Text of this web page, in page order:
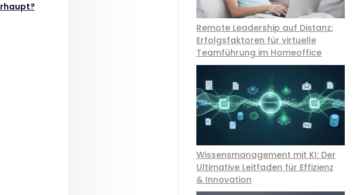
Remote Leadership auf Distanz:
Erfolgsfaktoren für virtuelle
Teamführung im Homeoffice
Wissensmanagement mit KI: Der
Ultimative Leitfaden für Effizienz
& Innovation
Kontakt
Termine